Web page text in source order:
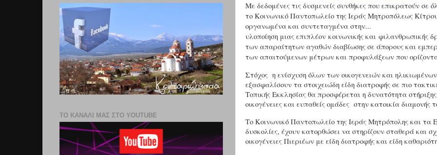
Με δεδομένες τις δυσμενείς συνθήκες που επικρατούν
το Κοινωνικό Παντοπωλείο της Ιεράς Μητροπόλεως
οργανωμένα και συντεταγμένα στην...
υλοποίηση μιας επιπλέον κοινωνικής και φιλανθρωπικής
των απαραίτητων αγαθών διαβίωσης σε άπορους και
των απαιτούμενων μέτρων και προφυλάξεων που
Στόχος η ενίσχυση όλων των οικογενειών και
εξασφαλίσουν τα στοιχειώδη είδη διατροφής σε πιο
Τοπικής Εκκλησίας θα προσφέρεται η δυνατότητα
οικογένειες και ευπαθείς ομάδες στην κατοικία διαμονής
Το Κοινωνικό Παντοπωλείο της Ιεράς Μητρόπολης και
δυσκολίες, έχουν κατορθώσει να στηρίζουν σταθερά και
οικογένειες Πιεριέων με είδη διατροφής και είδη
ΤΟ ΚΑΝΑΛΙ ΜΑΣ ΣΤΟ YOUTUBE